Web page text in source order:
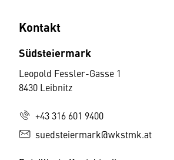
Kontakt
Südsteiermark
Leopold Fessler-Gasse 1
8430 Leibnitz
+43 316 601 9400
suedsteiermark@wkstmk.at